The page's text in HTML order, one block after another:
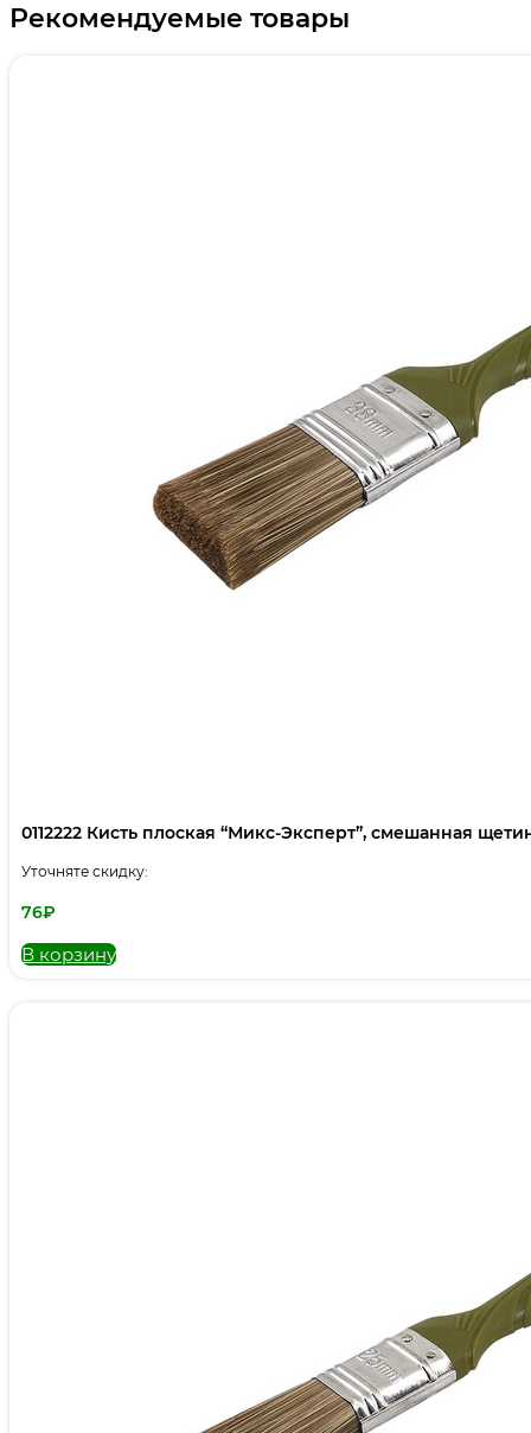
Рекомендуемые товары
0112222 Кисть плоская “Микс-Эксперт”, смешанная
Уточняте скидку:
76₽
В корзину